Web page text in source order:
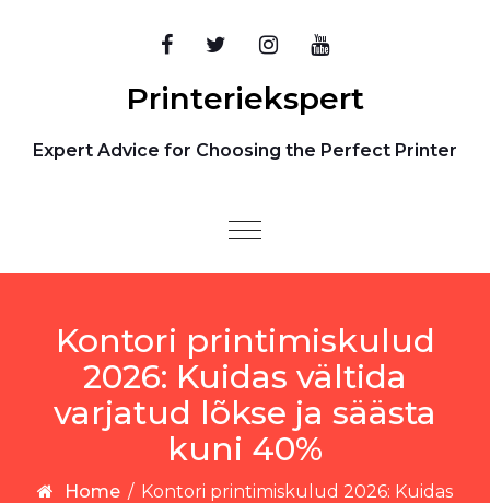
Printeriekspert
Expert Advice for Choosing the Perfect Printer
Toggle
Kontori printimiskulud
2026: Kuidas vältida
varjatud lõkse ja säästa
kuni 40%
Home / Kontori printimiskulud 2026: Kuidas